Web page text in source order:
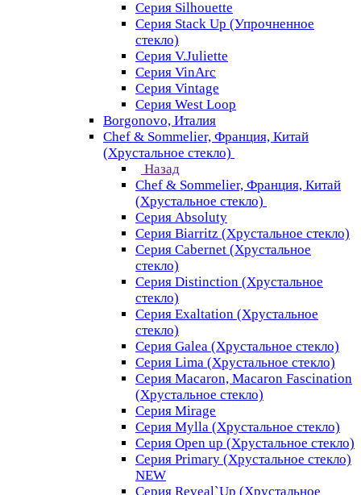
Серия Silhouette
Серия Stack Up (Упрочненное
стекло)
Серия V.Juliette
Серия VinArc
Серия Vintage
Серия West Loop
Borgonovo, Италия
Chef & Sommelier, Франция, Китай
(Хрустальное стекло)
Назад
Chef & Sommelier, Франция, Китай
(Хрустальное стекло)
Серия Absoluty
Серия Biarritz (Хрустальное стекло)
Серия Cabernet (Хрустальное
стекло)
Серия Distinction (Хрустальное
стекло)
Серия Exaltation (Хрустальное
стекло)
Серия Galea (Хрустальное стекло)
Серия Lima (Хрустальное стекло)
Серия Macaron, Macaron Fascination
(Хрустальное стекло)
Серия Mirage
Серия Mylla (Хрустальное стекло)
Серия Open up (Хрустальное стекло)
Серия Primary (Хрустальное стекло)
NEW
Серия Reveal`Up (Хрустальное